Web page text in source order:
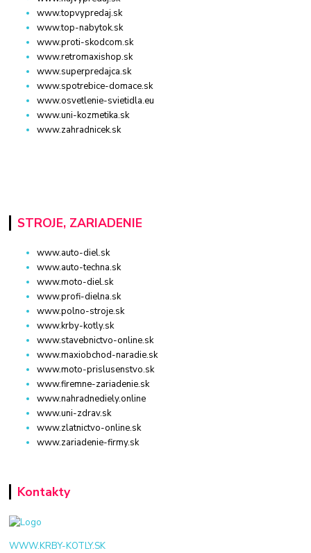
www.topvypredaj.sk
www.top-nabytok.sk
www.proti-skodcom.sk
www.retromaxishop.sk
www.superpredajca.sk
www.spotrebice-domace.sk
www.osvetlenie-svietidla.eu
www.uni-kozmetika.sk
www.zahradnicek.sk
STROJE, ZARIADENIE
www.auto-diel.sk
www.auto-techna.sk
www.moto-diel.sk
www.profi-dielna.sk
www.polno-stroje.sk
www.krby-kotly.sk
www.stavebnictvo-online.sk
www.maxiobchod-naradie.sk
www.moto-prislusenstvo.sk
www.firemne-zariadenie.sk
www.nahradnediely.online
www.uni-zdrav.sk
www.zlatnictvo-online.sk
www.zariadenie-firmy.sk
Kontakty
WWW.KRBY-KOTLY.SK